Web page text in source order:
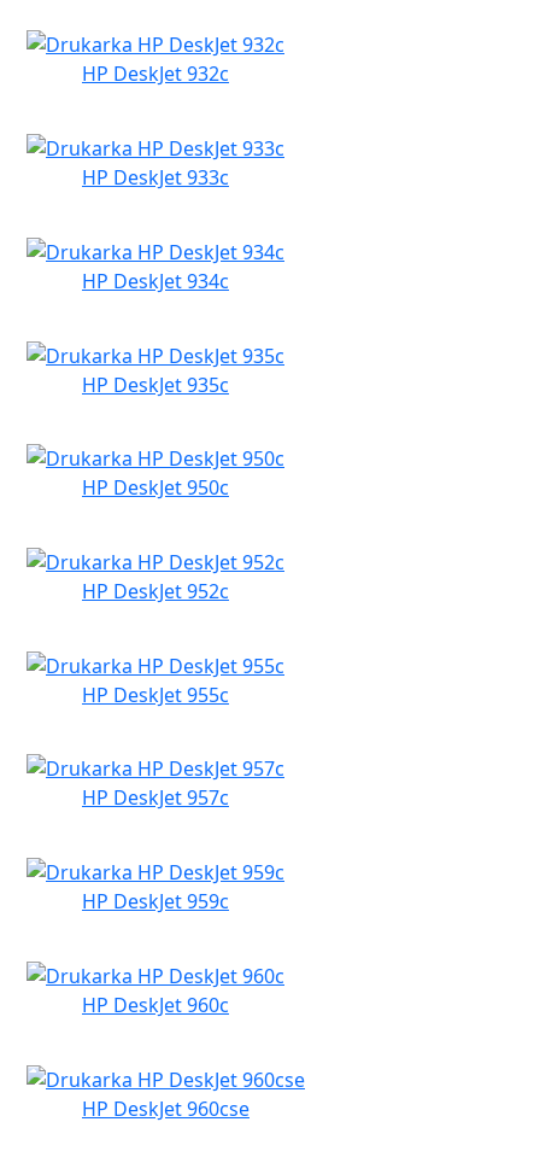
HP DeskJet 932c
HP DeskJet 933c
HP DeskJet 934c
HP DeskJet 935c
HP DeskJet 950c
HP DeskJet 952c
HP DeskJet 955c
HP DeskJet 957c
HP DeskJet 959c
HP DeskJet 960c
HP DeskJet 960cse